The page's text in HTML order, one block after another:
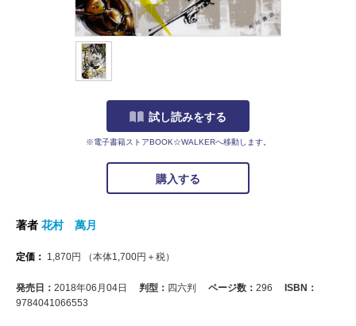
試し読みをする
※電子書籍ストアBOOK☆WALKERへ移動します。
購入する
著者 花村 萬月
定価： 1,870円 （本体1,700円＋税）
発売日： 2018年06月04日 判型： 四六判 ページ数： 296
ISBN：
9784041066553